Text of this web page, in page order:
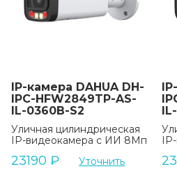
IP-камера DAHUA DH-
IPC-HFW2849TP-AS-
IL-0360B-S2
Уличная цилиндрическая
IP-видеокамера с ИИ 8Мп
23190 ₽ Уточнить